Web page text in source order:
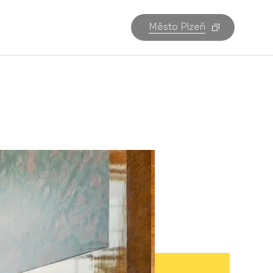
Město Plzeň